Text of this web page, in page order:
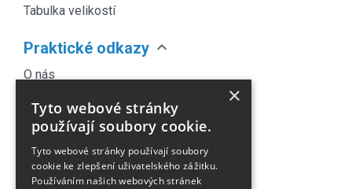
Tabulka velikostí
Praktické odkazy expand_more
O nás
Obchodní podmínky
Kontakt
×
Tyto webové stránky
používají soubory cookie.
Tyto webové stránky používají soubory
cookie ke zlepšení uživatelského zážitku.
Používáním našich webových stránek